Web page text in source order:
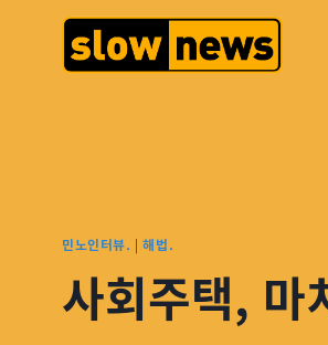
민노인터뷰. |해법.
사회주택, 마